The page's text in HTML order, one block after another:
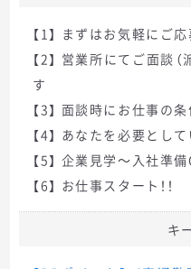
【1】 まずはお気軽にご
【2】 営業所にてご面談
す
【3】 面談時にお仕事の
【4】 あなたを必要とし
【5】 企業見学～入社準
【6】 お仕事スタート！！
キ